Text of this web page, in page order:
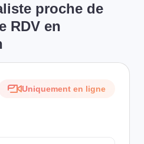
proche de
RDV en
Uniquement en ligne